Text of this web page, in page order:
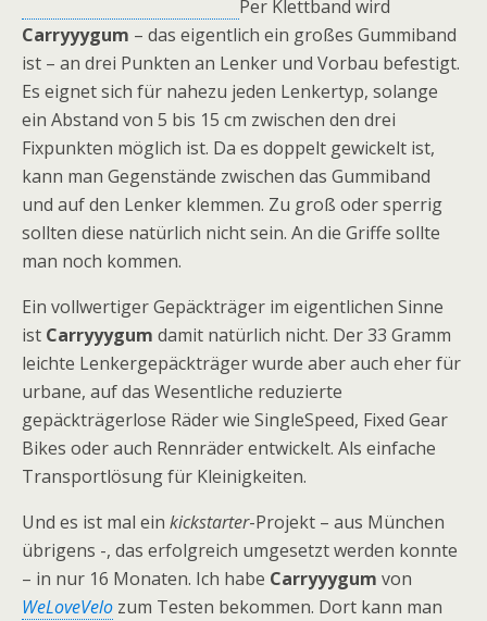
Per Klettband wird
Carryyygum – das eigentlich ein großes Gummiband
ist – an drei Punkten an Lenker und Vorbau befestigt.
Es eignet sich für nahezu jeden Lenkertyp, solange
ein Abstand von 5 bis 15 cm zwischen den drei
Fixpunkten möglich ist. Da es doppelt gewickelt ist,
kann man Gegenstände zwischen das Gummiband
und auf den Lenker klemmen. Zu groß oder sperrig
sollten diese natürlich nicht sein. An die Griffe sollte
man noch kommen.
Ein vollwertiger Gepäckträger im eigentlichen Sinne
ist Carryyygum damit natürlich nicht. Der 33 Gramm
leichte Lenkergepäckträger wurde aber auch eher für
urbane, auf das Wesentliche reduzierte
gepäckträgerlose Räder wie SingleSpeed, Fixed Gear
Bikes oder auch Rennräder entwickelt. Als einfache
Transportlösung für Kleinigkeiten.
Und es ist mal ein kickstarter-Projekt – aus München
übrigens -, das erfolgreich umgesetzt werden konnte
– in nur 16 Monaten. Ich habe Carryyygum von
WeLoveVelo zum Testen bekommen. Dort kann man